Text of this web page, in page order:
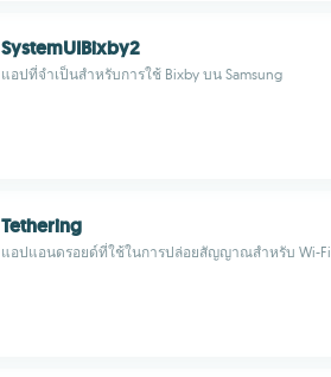
SystemUIBixby2
แอปที่จำเป็นสำหรับการใช้ Bixby บน Samsung
Tethering
แอปแอนดรอยด์ที่ใช้ในการปล่อยสัญญาณสำหรับ Wi-Fi